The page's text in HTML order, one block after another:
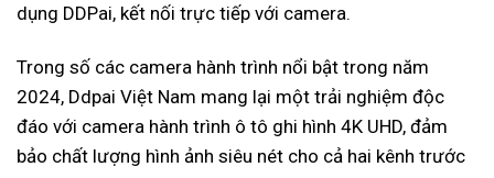
dụng DDPai, kết nối trực tiếp với camera.
Trong số các camera hành trình nổi bật trong năm
2024, Ddpai Việt Nam mang lại một trải nghiệm độc
đáo với camera hành trình ô tô ghi hình 4K UHD, đảm
bảo chất lượng hình ảnh siêu nét cho cả hai kênh trước